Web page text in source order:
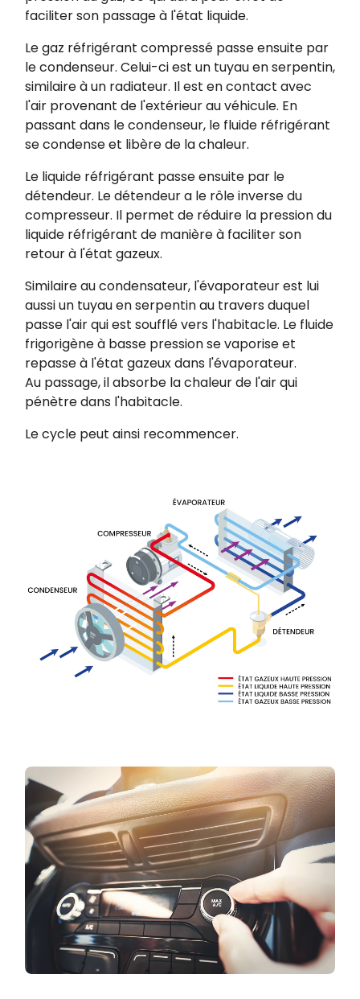
faciliter son passage à l'état liquide.
Le gaz réfrigérant compressé passe ensuite par
le condenseur. Celui-ci est un tuyau en serpentin,
similaire à un radiateur. Il est en contact avec
l'air provenant de l'extérieur au véhicule. En
passant dans le condenseur, le fluide réfrigérant
se condense et libère de la chaleur.
Le liquide réfrigérant passe ensuite par le
détendeur. Le détendeur a le rôle inverse du
compresseur. Il permet de réduire la pression du
liquide réfrigérant de manière à faciliter son
retour à l'état gazeux.
Similaire au condensateur, l'évaporateur est lui
aussi un tuyau en serpentin au travers duquel
passe l'air qui est soufflé vers l'habitacle. Le fluide
frigorigène​ à basse pression se vaporise et
repasse à l'état gazeux dans l'évaporateur.
Au passage​, il absorbe la chaleur de l'air qui
pénètre dans l'habitacle.
Le cycle peut ainsi recommencer.